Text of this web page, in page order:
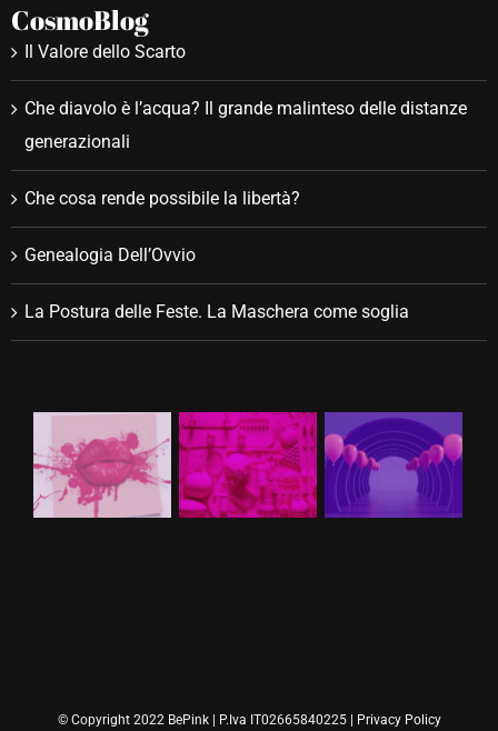
CosmoBlog
Il Valore dello Scarto
Che diavolo è l’acqua? Il grande malinteso delle distanze
generazionali
Che cosa rende possibile la libertà?
Genealogia Dell’Ovvio
La Postura delle Feste. La Maschera come soglia
© Copyright 2022 BePink | P.Iva IT02665840225 | Privacy Policy